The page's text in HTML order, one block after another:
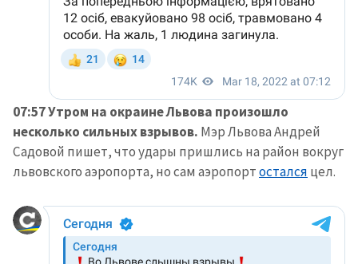
07:57 Утром на окраине Львова произошло
несколько сильных взрывов. Мэр Львова Андрей
Садовой пишет, что удары пришлись на район вокруг
львовского аэропорта, но сам аэропортостался цел.